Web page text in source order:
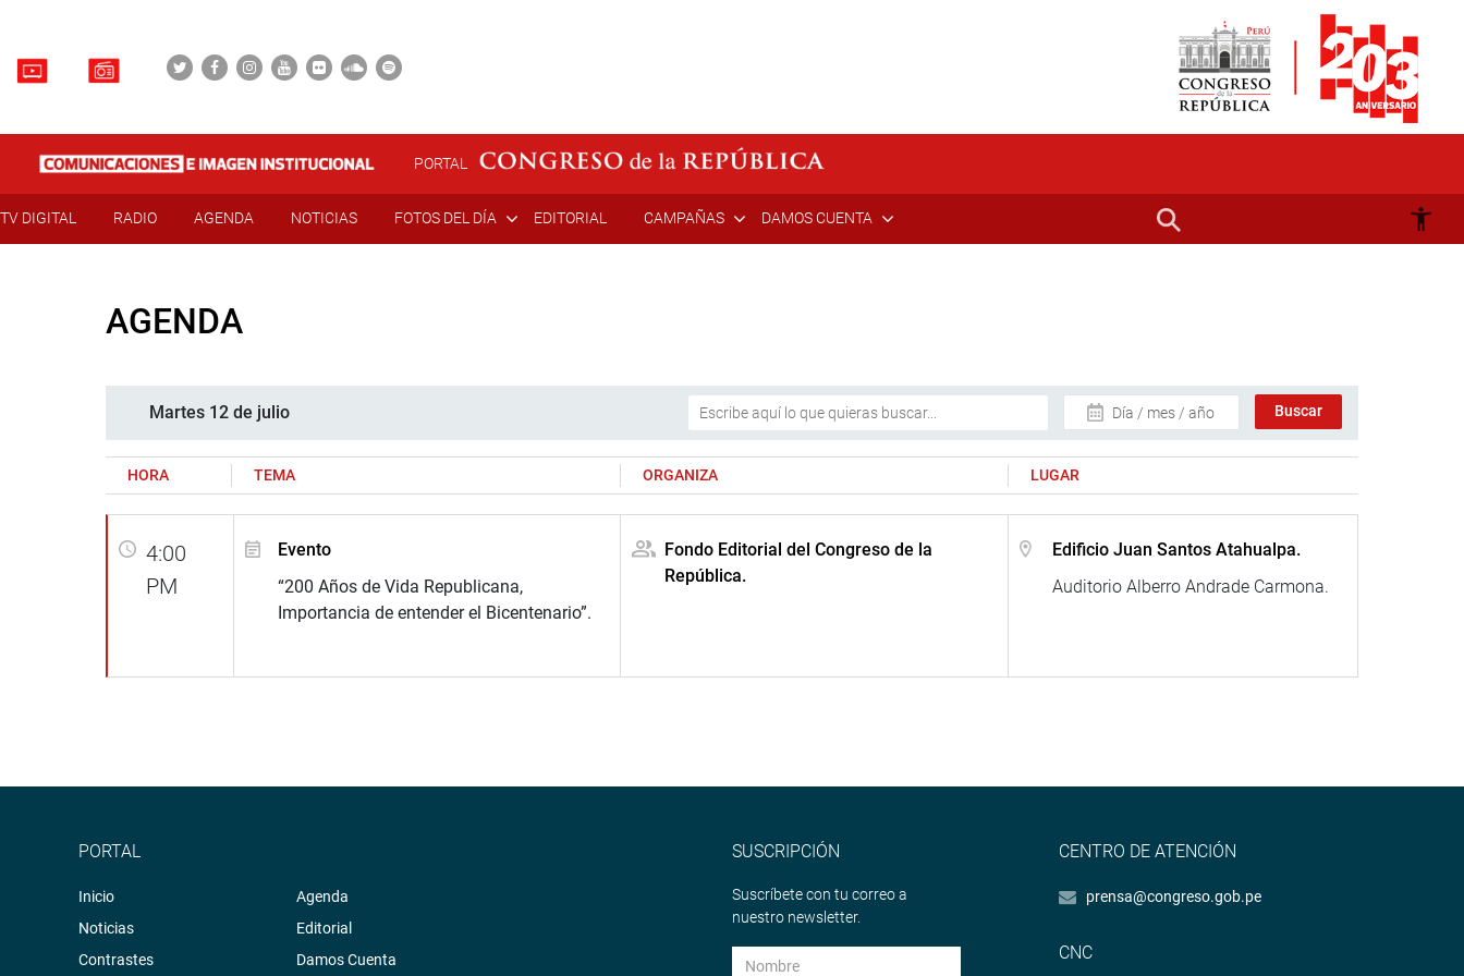
PORTAL
TV DIGITAL RADIO AGENDA NOTICIAS FOTOS DEL DÍA EDITORIAL CAMPAÑAS DAMOS CUENTA
AGENDA
Martes 12 de julio Día / mes / año
HORA TEMA ORGANIZA LUGAR
4:00
PM
Evento
“200 Años de Vida Republicana,
Importancia de entender el Bicentenario”.
Fondo Editorial del Congreso de la
República.
Edificio Juan Santos Atahualpa.
Auditorio Alberro Andrade Carmona.
PORTAL
Inicio
Noticias
Contrastes
Agenda
Editorial
Damos Cuenta
SUSCRIPCIÓN
Suscríbete con tu correo a
nuestro newsletter.
CENTRO DE ATENCIÓN
prensa@congreso.gob.pe
CNC